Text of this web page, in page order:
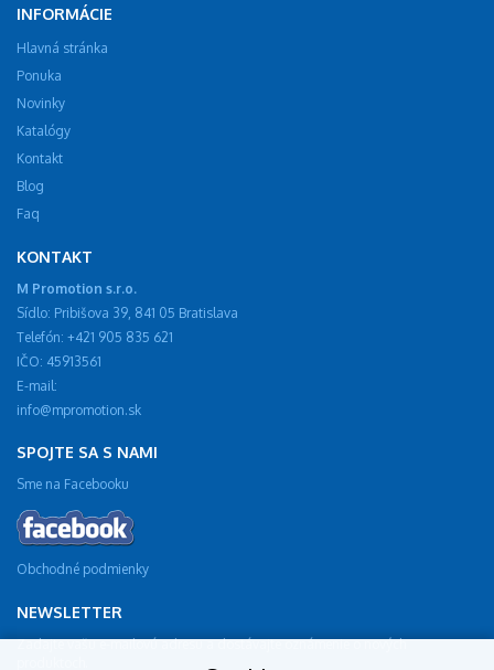
INFORMÁCIE
Hlavná stránka
Ponuka
Novinky
Katalógy
Kontakt
Blog
Faq
KONTAKT
M Promotion s.r.o.
Sídlo: Pribišova 39, 841 05 Bratislava
Telefón: +421 905 835 621
IČO: 45913561
E-mail:
info@mpromotion.sk
SPOJTE SA S NAMI
Sme na Facebooku
Obchodné podmienky
NEWSLETTER
Zadajte vašu e-mailovú adresu a dostávajte oznámenie o nových